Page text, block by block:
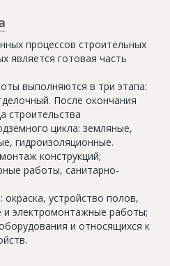
процессов строительных
является готовая часть
выполняются в три этапа:
После окончания
строительства
цикла: земляные,
гидроизоляционные.
конструкций;
работы, санитарно-
устройство полов,
и электромонтажные работы;
и относящихся к